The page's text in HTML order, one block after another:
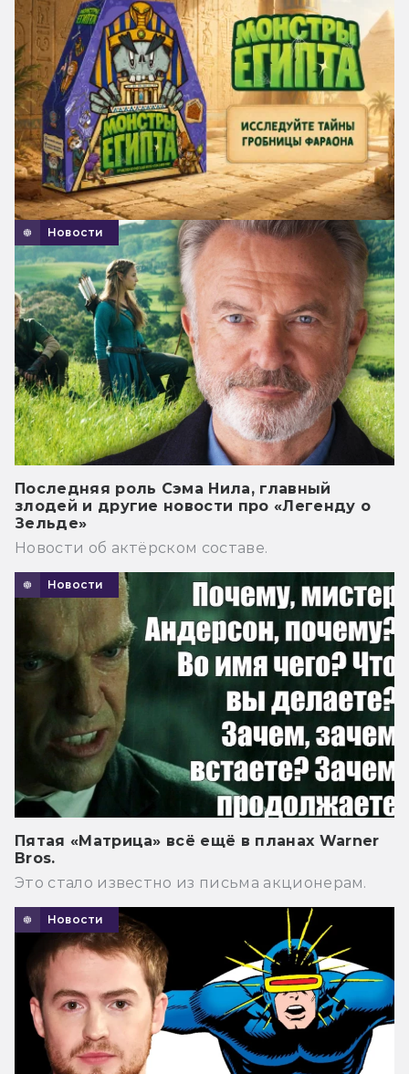
Новости
Последняя роль Сэма Нила, главный
злодей и другие новости про «Легенду о
Зельде»
Новости об актёрском составе.
Новости
Пятая «Матрица» всё ещё в планах Warner
Bros.
Это стало известно из письма акционерам.
Новости